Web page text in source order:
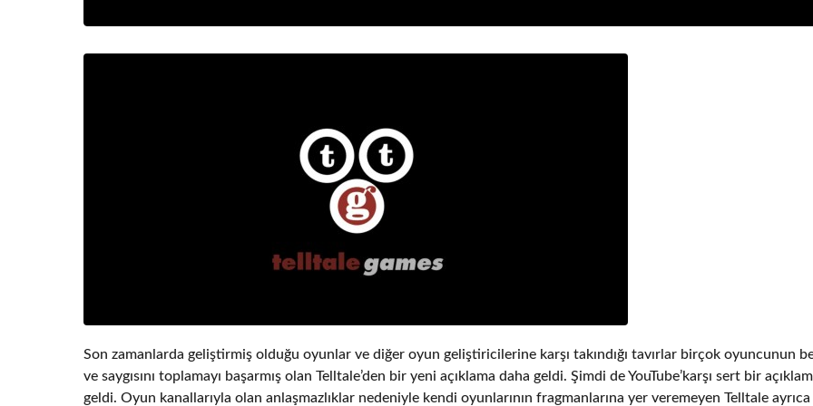
Son zamanlarda geliştirmiş olduğu oyunlar ve diğer oyun geliştiricilerine karşı takındığı tavırlar birçok oyuncunun
ve saygısını toplamayı başarmış olan Telltale’den bir yeni açıklama daha geldi. Şimdi de YouTube’karşı sert bir
geldi. Oyun kanallarıyla olan anlaşmazlıklar nedeniyle kendi oyunlarının fragmanlarına yer veremeyen Telltale ayrıca